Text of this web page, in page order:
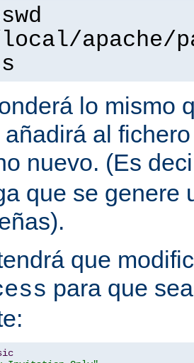
apache/
lo mismo
añadirá al
nuevo. (Es
que se genere
que
para que